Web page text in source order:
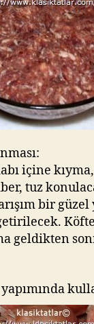
içine
tuz
bir
geldikten